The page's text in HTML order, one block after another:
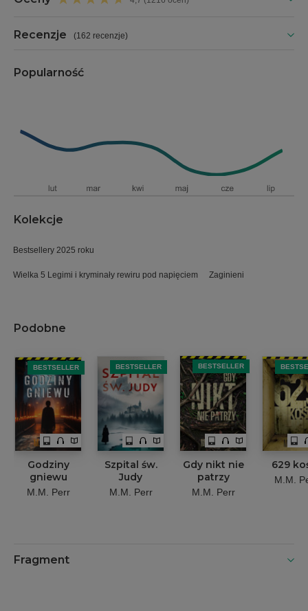
Recenzje (162 recenzje)
Popularność
Kolekcje
Bestsellery 2025 roku
Wielka 5 Legimi i kryminały rewiru pod napięciem Zaginieni
Podobne
BESTSELLER
Godziny
gniewu
M.M. Perr
BESTSELLER
Szpital św.
Judy
M.M. Perr
BESTSELLER
Gdy nikt nie
patrzy
M.M. Perr
629
M.M.
Fragment